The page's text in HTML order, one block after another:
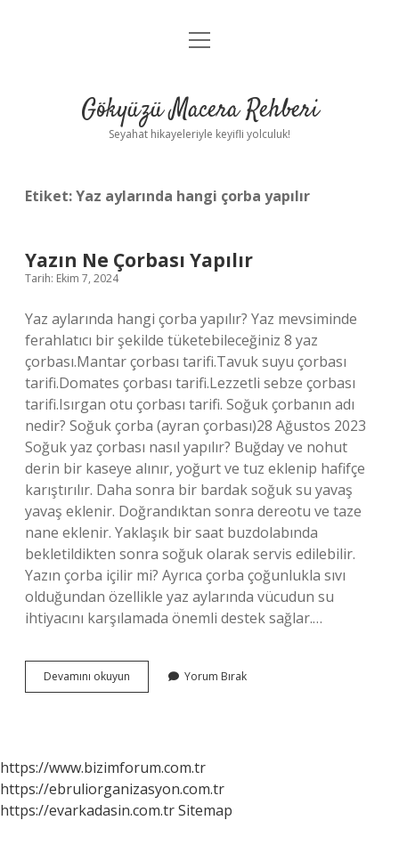
Anasayfa
Yasal Uyarı
menüyü
Gökyüzü Macera Rehberi
Seyahat hikayeleriyle keyifli yolculuk!
Etiket:Yaz aylarında hangi çorba yapılır
Yazın Ne Çorbası Yapılır
Tarih: Ekim 7, 2024
Yaz aylarında hangi çorba yapılır? Yaz mevsiminde
ferahlatıcı bir şekilde tüketebileceğiniz 8 yaz
çorbası.Mantar çorbası tarifi.Tavuk suyu çorbası
tarifi.Domates çorbası tarifi.Lezzetli sebze çorbası
tarifi.Isırgan otu çorbası tarifi. Soğuk çorbanın adı
nedir? Soğuk çorba (ayran çorbası)28 Ağustos 2023
Soğuk yaz çorbası nasıl yapılır? Buğday ve nohut
derin bir kaseye alınır, yoğurt ve tuz eklenip hafifçe
karıştırılır. Daha sonra bir bardak soğuk su yavaş
yavaş eklenir. Doğrandıktan sonra dereotu ve taze
nane eklenir. Yaklaşık bir saat buzdolabında
bekletildikten sonra soğuk olarak servis edilebilir.
Yazın çorba içilir mi? Ayrıca çorba çoğunlukla sıvı
olduğundan özellikle yaz aylarında vücudun su
ihtiyacını karşılamada önemli destek sağlar.…
Devamını okuyun
Ne
Yorum Bırak
https://www.bizimforum.com.tr
https://ebruliorganizasyon.com.tr
https://evarkadasin.com.trSitemap